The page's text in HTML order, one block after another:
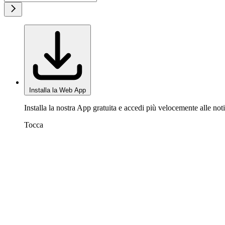
Installa la Web App
Installa la nostra App gratuita e accedi più velocemente alle
Tocca